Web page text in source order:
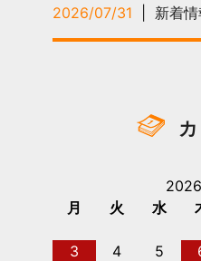
2026/07/31
新着情
月
火 水
3
4 5